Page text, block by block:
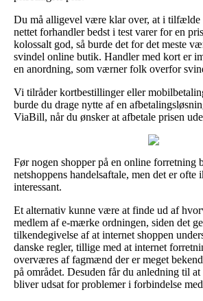
Du må alligevel være klar over, at i tilfælde
nettet forhandler bedst i test varer for en
kolossalt god, så burde det for det meste
svindel online butik. Handler med kort er
en anordning, som værner folk overfor
Vi tilråder kortbestillinger eller
burde du drage nytte af en
ViaBill, når du ønsker at afbetale prisen
Før nogen shopper på en online forretning
netshoppens handelsaftale, men det er ofte
interessant.
Et alternativ kunne være at finde ud af
medlem af e-mærke ordningen, siden det
tilkendegivelse af at internet shoppen
danske regler, tillige med at internet
overværes af fagmænd der er meget
på området. Desuden får du anledning til at
bliver udsat for problemer i forbindelse